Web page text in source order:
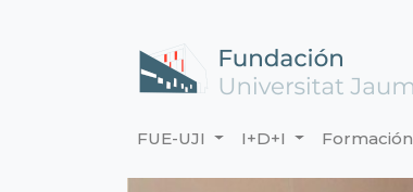
FUE-UJI I+D+I Formación